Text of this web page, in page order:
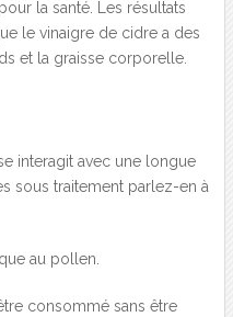
la santé. Les résultats
le vinaigre de cidre a des
et la graisse corporelle.
interagit avec une longue
sous traitement parlez-en à
au pollen.
consommé sans être